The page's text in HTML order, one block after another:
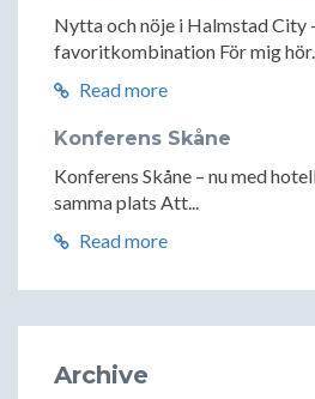
Nytta och nöje i Halmstad City
favoritkombination För mig
Read more
Konferens Skåne
Konferens Skåne – nu med
samma plats Att...
Read more
Archive